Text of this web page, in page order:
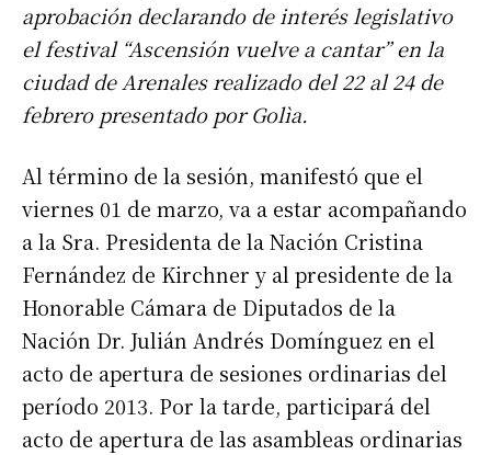
aprobación declarando de interés legislativo
el festival “Ascensión vuelve a cantar” en la
ciudad de Arenales realizado del 22 al 24 de
febrero presentado por Golìa.
Al término de la sesión, manifestó que el
viernes 01 de marzo, va a estar acompañando
a la Sra. Presidenta de la Nación Cristina
Fernández de Kirchner y al presidente de la
Honorable Cámara de Diputados de la
Nación Dr. Julián Andrés Domínguez en el
acto de apertura de sesiones ordinarias del
período 2013. Por la tarde, participará del
acto de apertura de las asambleas ordinarias